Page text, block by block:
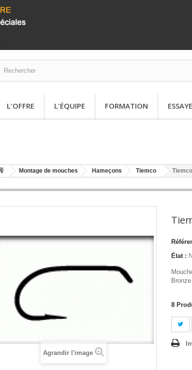
L'OFFRE L'ÉQUIPE FORMATION
Montage de mouches Hameçons Tiemco
Agrandir l'image
État :
Bronze
8